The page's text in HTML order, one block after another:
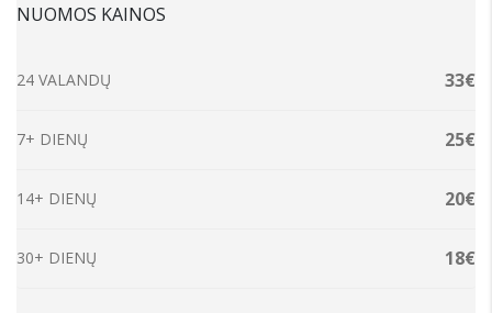
NUOMOS KAINOS
24 VALANDŲ 33€
7+ DIENŲ 25€
14+ DIENŲ 20€
30+ DIENŲ 18€